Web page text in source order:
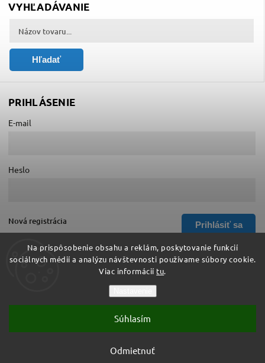
Na prispôsobenie obsahu a reklám, poskytovanie funkcií
sociálnych médií a analýzu návštevnosti používame súbory cookie.
Viac informácií tu.
Odmietnuť
Súhlasím
VYHĽADÁVANIE
Hľadať
PRIHLÁSENIE
E-mail
Heslo
Prihlásiť sa
Nová registrácia
Zabudnuté heslo
Vytvoril Shoptet
Hurá do školy. Všetky práva vyhradené.
Upraviť nastavenie cookies
Shoptet| Design